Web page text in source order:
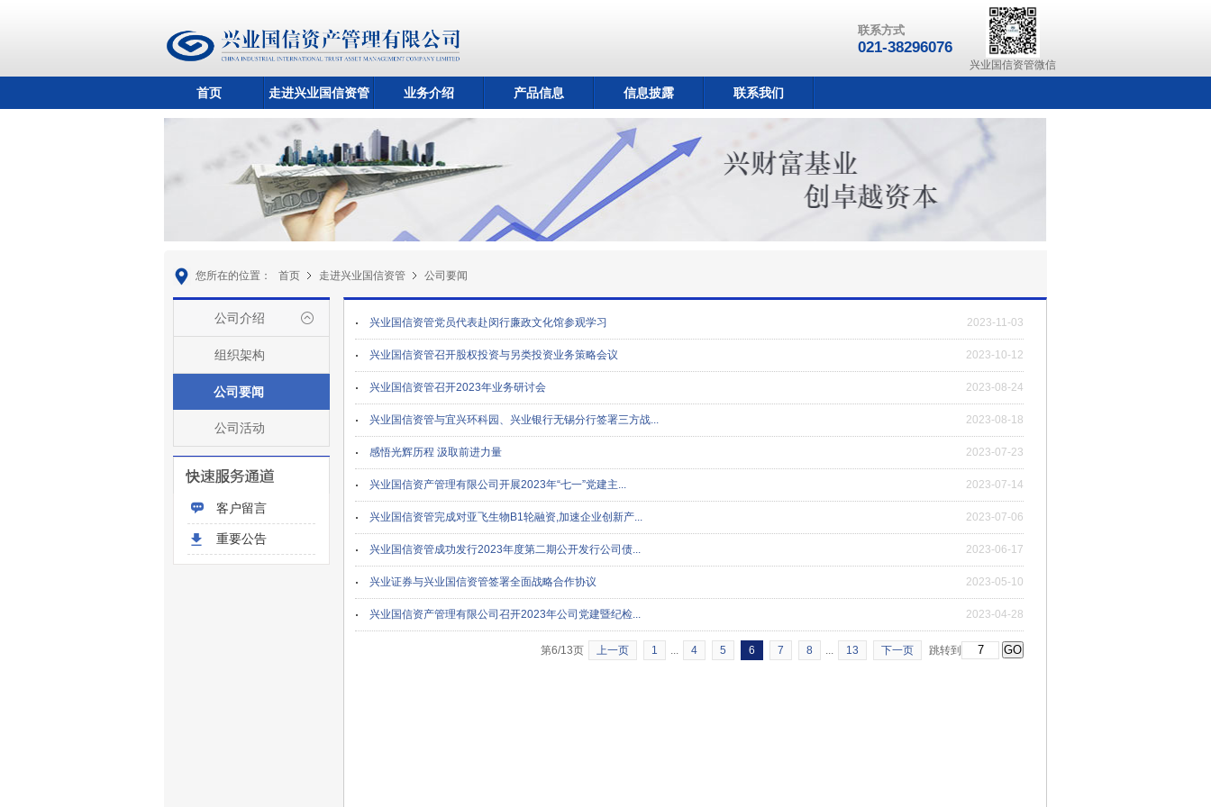
兴业国信资管微信
联系方式
021-38296076
首页 走进兴业国信资管 业务介绍 产品信息 信息披露 联系我们
您所在的位置： 首页 走进兴业国信资管 公司要闻
公司介绍
组织架构
公司要闻
公司活动
客户留言
重要公告
兴业国信资管党员代表赴闵行廉政文化馆参观学习 2023-11-03
兴业国信资管召开股权投资与另类投资业务策略会议 2023-10-12
兴业国信资管召开2023年业务研讨会 2023-08-24
兴业国信资管与宜兴环科园、兴业银行无锡分行签署三方战... 2023-08-18
感悟光辉历程 汲取前进力量 2023-07-23
兴业国信资产管理有限公司开展2023年“七一”党建主... 2023-07-14
兴业国信资管完成对亚飞生物B1轮融资,加速企业创新产... 2023-07-06
兴业国信资管成功发行2023年度第二期公开发行公司债... 2023-06-17
兴业证券与兴业国信资管签署全面战略合作协议 2023-05-10
兴业国信资产管理有限公司召开2023年公司党建暨纪检... 2023-04-28
第6/13页 上一页 1 4 5 6 7 8 13 下一页 跳转到